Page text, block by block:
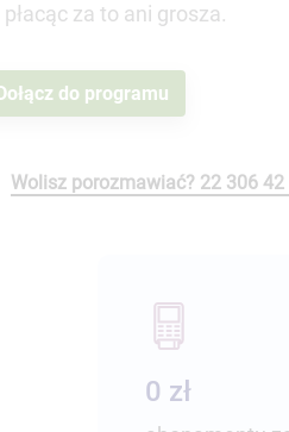
płacąc za to ani grosza.
do programu
Wolisz porozmawiać? 22 306 42
0 zł